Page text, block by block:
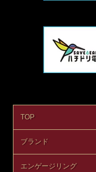
TOP
ブランド
エンゲージリング